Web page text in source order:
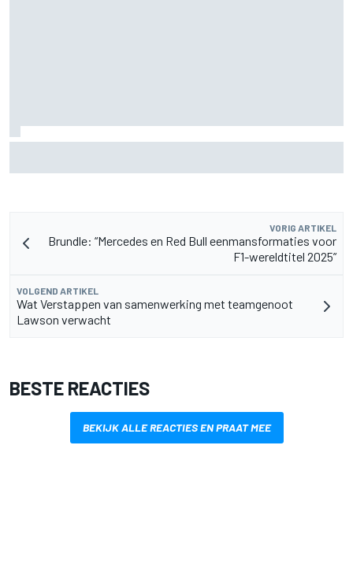
VORIG ARTIKEL
Brundle: “Mercedes en Red Bull eenmansformaties voor
F1-wereldtitel 2025”
VOLGEND ARTIKEL
Wat Verstappen van samenwerking met teamgenoot
Lawson verwacht
BESTE REACTIES
BEKIJK ALLE REACTIES EN PRAAT MEE